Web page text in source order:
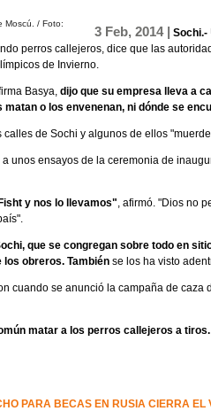
Moscú. / Foto:
3 Feb, 2014 | Sochi.-
perros callejeros, dice que las
de Invierno.
Basya, dijo que su empresa lleva a
o los envenenan, ni dónde se
de Sochi y algunos de ellos
unos ensayos de la ceremonia de
y nos lo llevamos", afirmó. "Dios no
que se congregan sobre todo en
obreros. También se los ha visto
cuando se anunció la campaña de caza
matar a los perros callejeros a tiros.
PARA BECAS EN RUSIA CIERRA EL